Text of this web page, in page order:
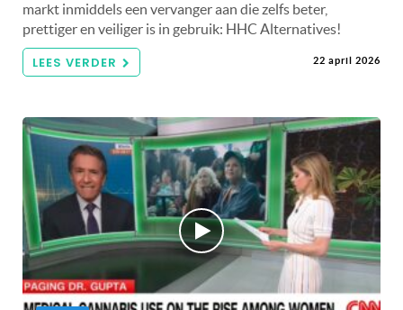
markt inmiddels een vervanger aan die zelfs beter,
prettiger en veiliger is in gebruik: HHC Alternatives!
LEES VERDER 22 april 2026